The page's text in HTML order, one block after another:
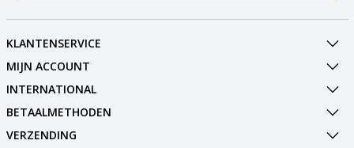
KLANTENSERVICE
MIJN ACCOUNT
INTERNATIONAL
BETAALMETHODEN
VERZENDING